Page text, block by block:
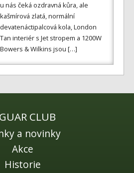
u nás čeká ozdravná kůra, ale
kašmírová zlatá, normální
devatenáctipalcová kola, London
Tan interiér s Jet stropem a 1200W
Bowers & Wilkins jsou […]
CLUB
a novinky
Akce
Historie